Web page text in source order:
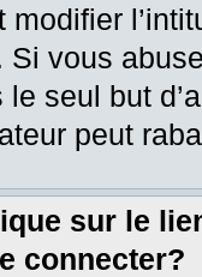
Si vous
seul but
peut
sur le
connecter?